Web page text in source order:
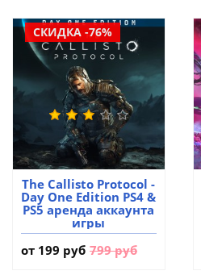
СКИДКА -76%
The Callisto Protocol -
Day One Edition PS4 &
PS5 аренда аккаунта
игры
от 199 руб 799 руб